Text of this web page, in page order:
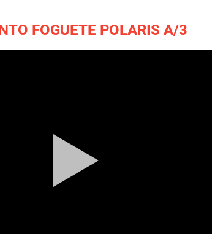
FOGUETE POLARIS A/3
DE BUSCA